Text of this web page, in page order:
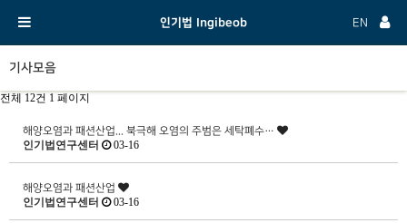
인기법 Ingibeob EN
기사모음
전체 12건 1 페이지
해양오염과 패션산업... 북극해 오염의 주범은 세탁폐수…
인기법연구센터 03-16
해양오염과 패션산업
인기법연구센터 03-16